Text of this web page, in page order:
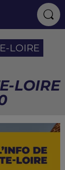
LOIRE
LOIRE